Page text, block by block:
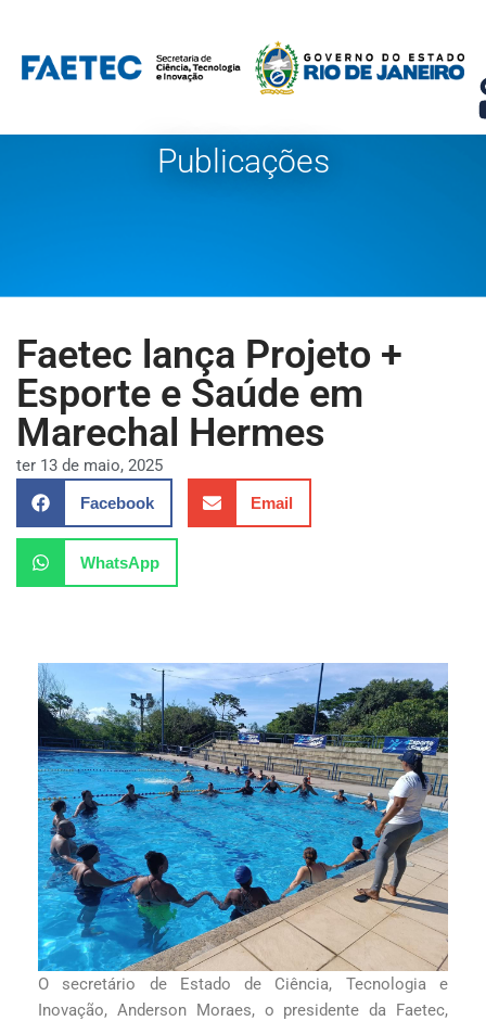
Pular
para
conteúdo
Publicações
Faetec lança Projeto +
Esporte e Saúde em
Marechal Hermes
ter 13 de maio, 2025
Facebook Email
WhatsApp
O secretário de Estado de Ciência, Tecnologia e
Inovação, Anderson Moraes, o presidente da Faetec,